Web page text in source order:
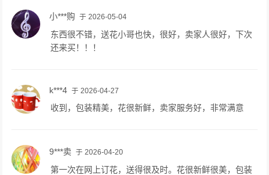
小***购 于 2026-05-04
东西很不错，送花小哥也快，很好，卖家人很好，下次
还来买！！！
k***4 于 2026-04-27
收到，包装精美，花很新鲜，卖家服务好，非常满意
9***卖 于 2026-04-20
第一次在网上订花，送得很及时。花很新鲜很美，包装